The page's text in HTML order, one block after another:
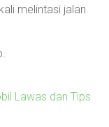
melintasi jalan
Lawas dan Tips